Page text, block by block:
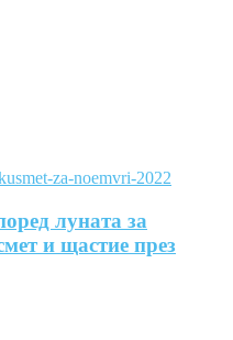
луната за
и щастие през